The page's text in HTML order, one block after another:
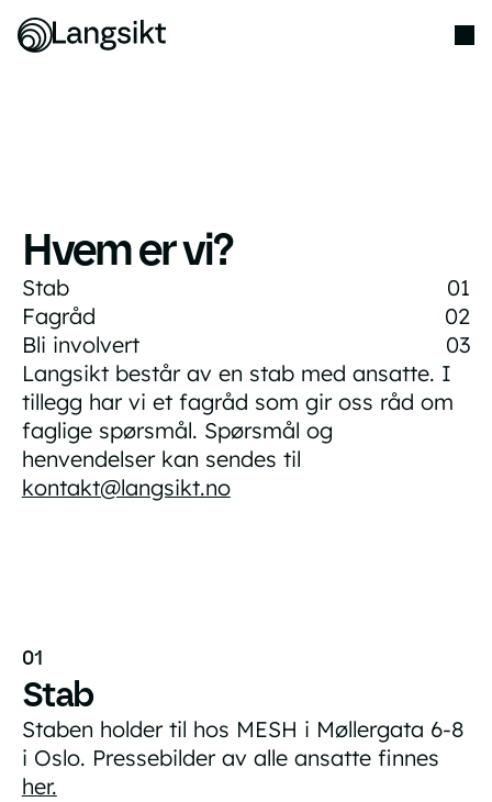
Hvem er vi?
Stab
01
Fagråd
02
Bli involvert
03
Langsikt består av en stab med ansatte. I
tillegg har vi et fagråd som gir oss råd om
faglige spørsmål. Spørsmål og
henvendelser kan sendes til
kontakt@langsikt.no
01
Stab
Staben holder til hos MESH i Møllergata 6-8
i Oslo. Pressebilder av alle ansatte finnes
her.